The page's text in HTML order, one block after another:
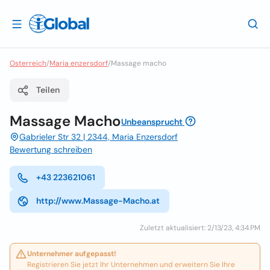
Osterreich/Maria enzersdorf/Massage macho
Teilen
Massage MachoUnbeansprucht
Gabrieler Str 32 | 2344, Maria Enzersdorf
Bewertung schreiben
+43 223621061
http://www.Massage-Macho.at
Zuletzt aktualisiert: 2/13/23, 4:34 PM
Unternehmer aufgepasst!
Registrieren Sie jetzt Ihr Unternehmen und erweitern Sie Ihre